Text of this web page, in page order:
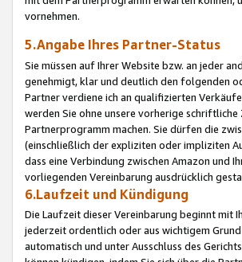
vornehmen.
5.Angabe Ihres Partner-Status
Sie müssen auf Ihrer Website bzw. an jeder
genehmigt, klar und deutlich den folgenden
Partner verdiene ich an qualifizierten
werden Sie ohne unsere vorherige
Partnerprogramm machen. Sie dürfen die
(einschließlich der expliziten oder impliziten
dass eine Verbindung zwischen Amazon und
vorliegenden Vereinbarung ausdrücklich
6.Laufzeit und Kündigung
Die Laufzeit dieser Vereinbarung beginnt mit
jederzeit ordentlich oder aus wichtigem
automatisch und unter Ausschluss des